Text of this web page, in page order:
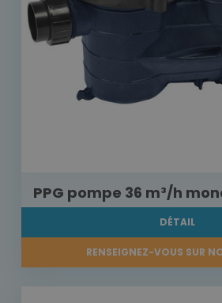
PPG pompe 36 m³/h
DÉTAIL
RENSEIGNEZ-VOUS SUR